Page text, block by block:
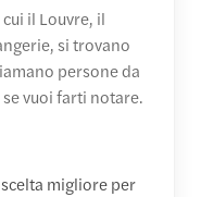
il Louvre, il
si trovano
persone da
vuoi farti notare.
migliore per